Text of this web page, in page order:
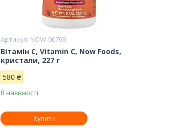
NOW-00790
Вітамін С, Vitamin C, Now Foods,
кристали, 227 г
580 ₴
В наявності
Купити